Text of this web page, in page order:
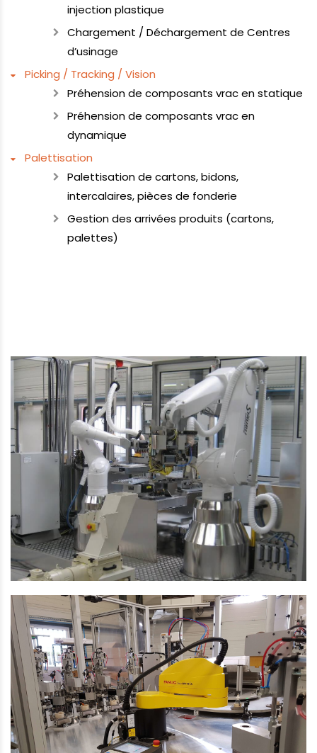
injection plastique
Chargement / Déchargement de Centres
d’usinage
Picking / Tracking / Vision
Préhension de composants vrac en statique
Préhension de composants vrac en
dynamique
Palettisation
Palettisation de cartons, bidons,
intercalaires, pièces de fonderie
Gestion des arrivées produits (cartons,
palettes)